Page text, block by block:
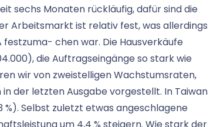
sechs Monaten rückläufig, dafür sind die
Arbeitsmarkt ist relativ fest, was allerdings
festzuma- chen war. Die Hausverkäufe
die Auftragseingänge so stark wie
wir von zweistelligen Wachstumsraten,
der letzten Ausgabe vorgestellt. In Taiwan
Selbst zuletzt etwas angeschlagene